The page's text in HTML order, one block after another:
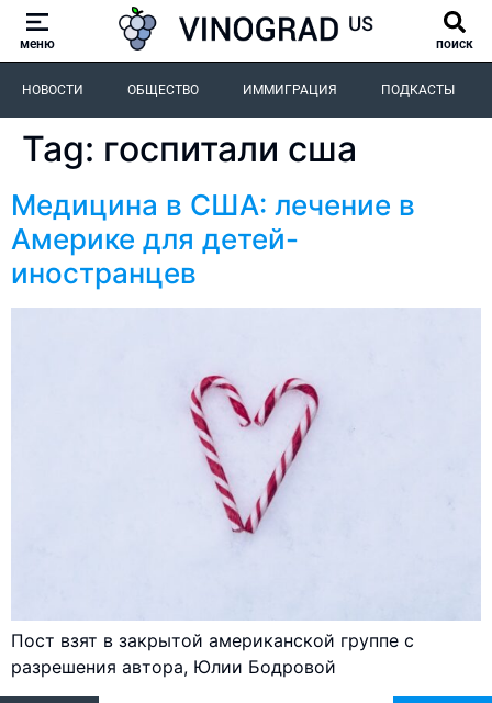
меню поиск
НОВОСТИ ОБЩЕСТВО ИММИГРАЦИЯ ПОДКАСТЫ
Tag: госпитали сша
Медицина в США: лечение в
Америке для детей-
иностранцев
Пост взят в закрытой американской группе с
разрешения автора, Юлии Бодровой